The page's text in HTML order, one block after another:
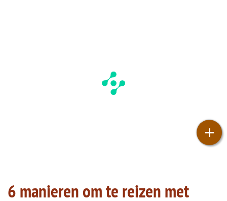
6 manieren om te reizen met
+